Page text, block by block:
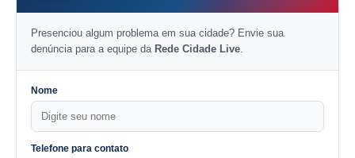
Presenciou algum problema em sua cidade? Envie sua
denúncia para a equipe da Rede Cidade Live
Nome
Telefone para contato